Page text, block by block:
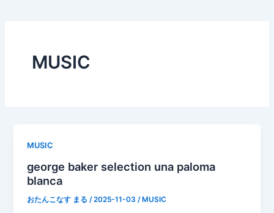
MUSIC
MUSIC
george baker selection una paloma
blanca
おたんこなす まる /2025-11-03 /MUSIC